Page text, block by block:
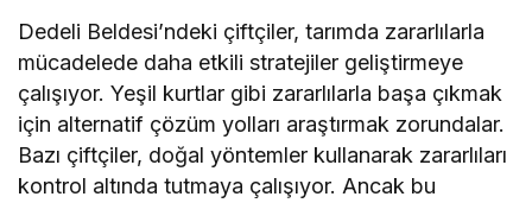
Dedeli Beldesi’ndeki çiftçiler, tarımda zararlılarla
mücadelede daha etkili stratejiler geliştirmeye
çalışıyor. Yeşil kurtlar gibi zararlılarla başa çıkmak
için alternatif çözüm yolları araştırmak zorundalar.
Bazı çiftçiler, doğal yöntemler kullanarak zararlıları
kontrol altında tutmaya çalışıyor. Ancak bu